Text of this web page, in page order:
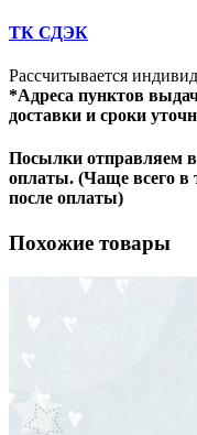
ТК СДЭК
Рассчитывается
*Адреса пунктов
доставки и сроки
Посылки отправляем в
оплаты. (Чаще всего в
после оплаты)
Похожие товары